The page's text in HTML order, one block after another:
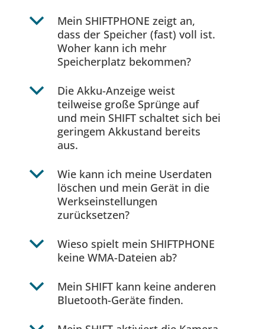
b
Mein SHIFTPHONE zeigt an,
dass der Speicher (fast) voll ist.
Woher kann ich mehr
Speicherplatz bekommen?
b
Die Akku-Anzeige weist
teilweise große Sprünge auf
und mein SHIFT schaltet sich bei
geringem Akkustand bereits
aus.
b
Wie kann ich meine Userdaten
löschen und mein Gerät in die
Werkseinstellungen
zurücksetzen?
b
Wieso spielt mein SHIFTPHONE
keine WMA-Dateien ab?
b
Mein SHIFT kann keine anderen
Bluetooth-Geräte finden.